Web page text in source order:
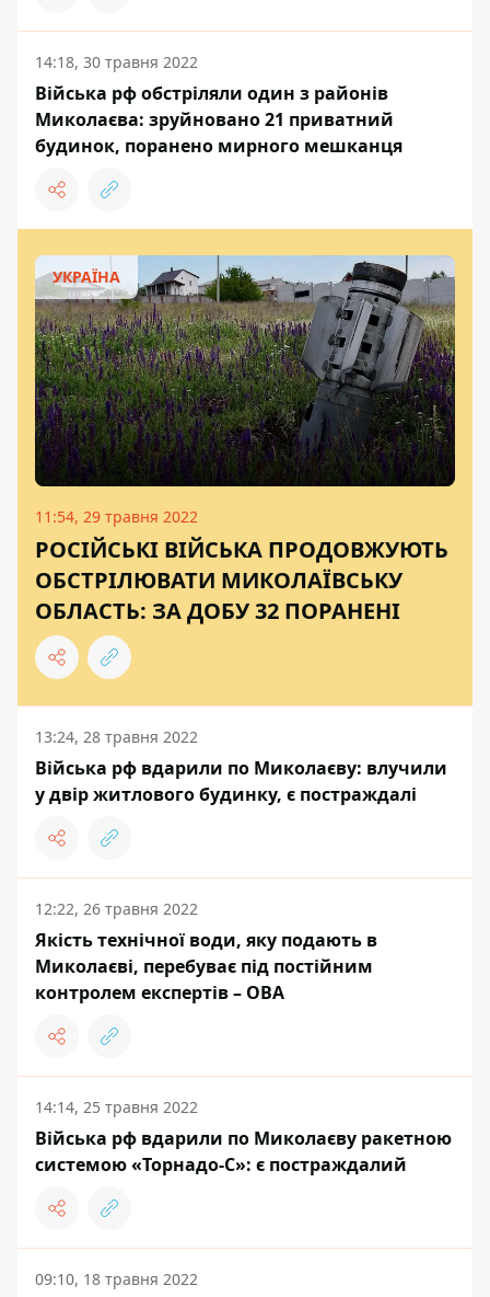
14:18, 30 травня 2022
Війська рф обстріляли один з районів
Миколаєва: зруйновано 21 приватний
будинок, поранено мирного мешканця
УКРАЇНА
11:54, 29 травня 2022
РОСІЙСЬКІ ВІЙСЬКА ПРОДОВЖУЮТЬ
ОБСТРІЛЮВАТИ МИКОЛАЇВСЬКУ
ОБЛАСТЬ: ЗА ДОБУ 32 ПОРАНЕНІ
13:24, 28 травня 2022
Війська рф вдарили по Миколаєву: влучили
у двір житлового будинку, є постраждалі
12:22, 26 травня 2022
Якість технічної води, яку подають в
Миколаєві, перебуває під постійним
контролем експертів – ОВА
14:14, 25 травня 2022
Війська рф вдарили по Миколаєву ракетною
системою «Торнадо-С»: є постраждалий
09:10, 18 травня 2022